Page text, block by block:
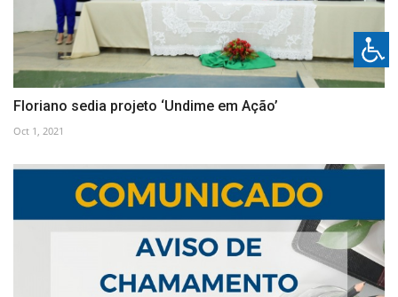
Floriano sedia projeto ‘Undime em Ação’
Oct 1, 2021